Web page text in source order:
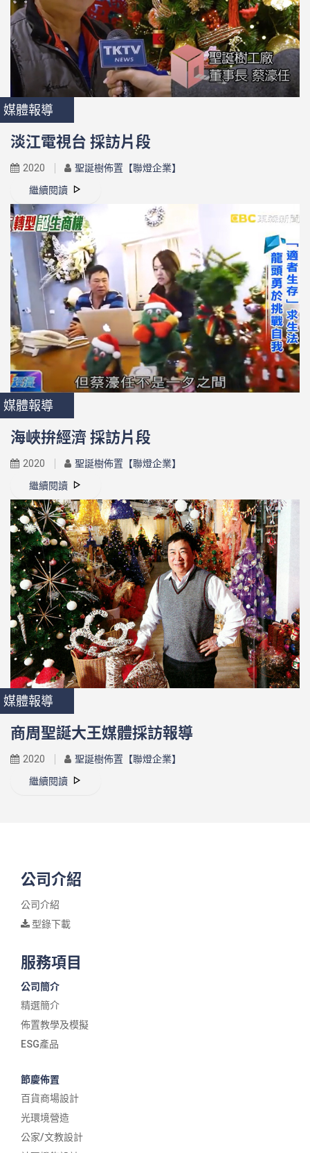
媒體報導
淡江電視台 採訪片段
2020
聖誕樹佈置【聯燈企業】
繼續閱讀
媒體報導
海峽拚經濟 採訪片段
2020
聖誕樹佈置【聯燈企業】
繼續閱讀
媒體報導
商周聖誕大王媒體採訪報導
2020
聖誕樹佈置【聯燈企業】
繼續閱讀
公司介紹
公司介紹
型錄下載
服務項目
公司簡介
精選簡介
佈置教學及模擬
ESG產品
節慶佈置
百貨商場設計
光環境營造
公家/文教設計